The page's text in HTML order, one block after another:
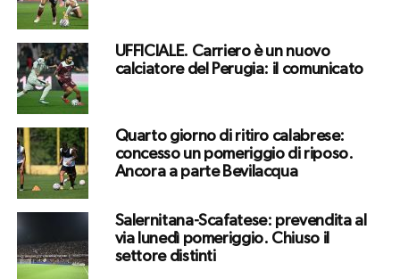
UFFICIALE. Carriero è un nuovo
calciatore del Perugia: il comunicato
Quarto giorno di ritiro calabrese:
concesso un pomeriggio di riposo.
Ancora a parte Bevilacqua
Salernitana-Scafatese: prevendita al
via lunedì pomeriggio. Chiuso il
settore distinti